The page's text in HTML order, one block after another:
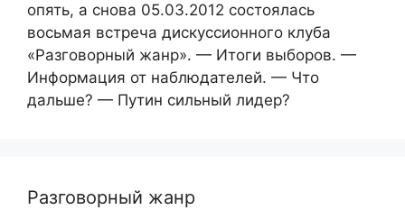
опять, а снова 05.03.2012 состоялась
восьмая встреча дискуссионного клуба
«Разговорный жанр». — Итоги выборов. —
Информация от наблюдателей. — Что
дальше? — Путин сильный лидер?
Разговорный жанр